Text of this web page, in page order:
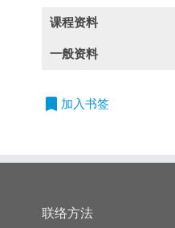
课程资料
科技如何改变人类的
（FinTech）亦然，其
能够为未来挑战做更好
一般资料
授课语言
IA CPD Hours:
bookmark 加入书签
联络方法